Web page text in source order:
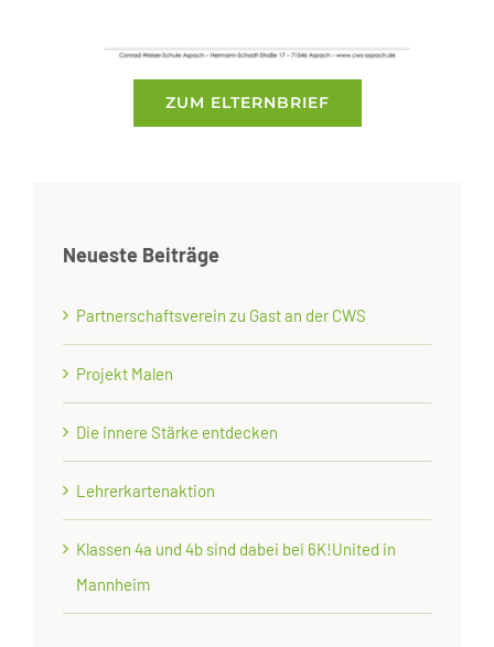
ZUM ELTERNBRIEF
Neueste Beiträge
Partnerschaftsverein zu Gast an der CWS
Projekt Malen
Die innere Stärke entdecken
Lehrerkartenaktion
Klassen 4a und 4b sind dabei bei 6K!United in
Mannheim